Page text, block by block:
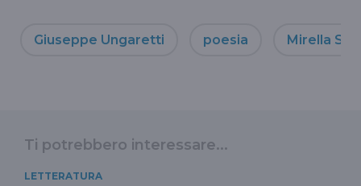
Giuseppe Ungaretti poesia Mirella
Ti potrebbero interessare...
LETTERATURA